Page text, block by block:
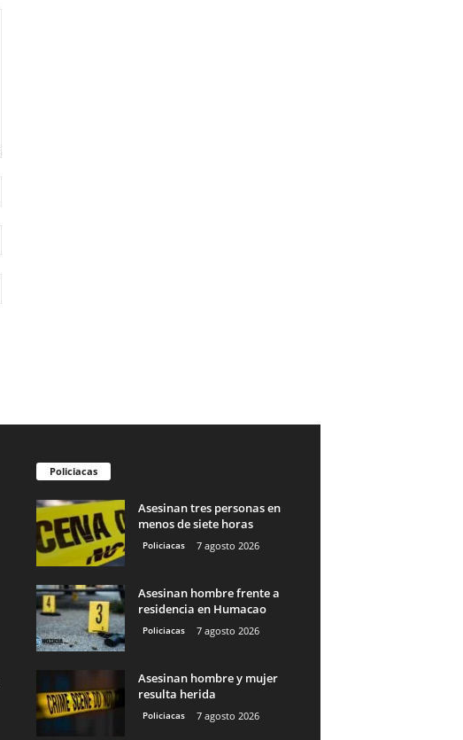
Policiacas
Asesinan tres personas en
menos de siete horas
Policiacas 7 agosto 2026
Asesinan hombre frente a
residencia en Humacao
Policiacas 7 agosto 2026
Asesinan hombre y mujer
resulta herida
Policiacas 7 agosto 2026